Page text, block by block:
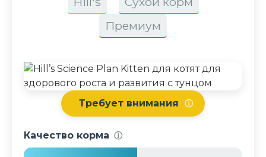
Премиум
Требует внимания ⓘ
Качество корма ⓘ